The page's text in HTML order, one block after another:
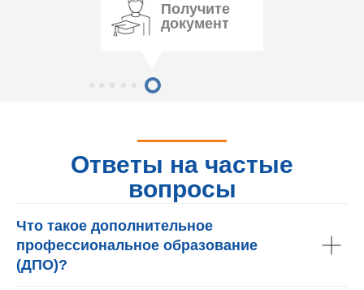
Получите
документ
Ответы на частые
вопросы
Что такое дополнительное
профессиональное образование
(ДПО)?